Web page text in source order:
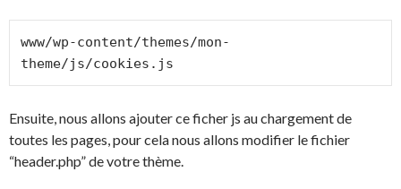
www/wp-content/themes/mon-
theme/js/cookies.js
Ensuite, nous allons ajouter ce ficher js au chargement de
toutes les pages, pour cela nous allons modifier le fichier
“header.php” de votre thème.